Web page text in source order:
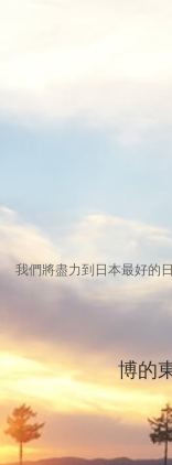
我們將盡力到日本最好的
博的